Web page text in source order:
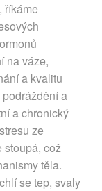
říkáme
na váze,
a kvalitu
a
a chronický
ze
stoupá, což
těla.
se tep, svaly